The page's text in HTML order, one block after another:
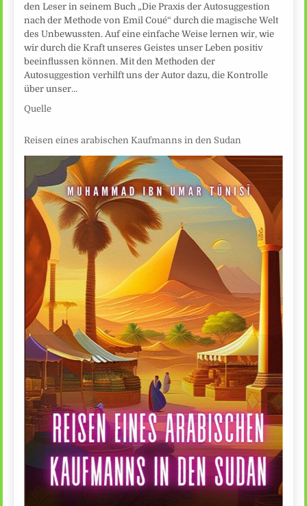
den Leser in seinem Buch „Die Praxis der Autosuggestion
nach der Methode von Emil Coué“ durch die magische Welt
des Unbewussten. Auf eine einfache Weise lernen wir, wie
wir durch die Kraft unseres Geistes unser Leben positiv
beeinflussen können. Mit den Methoden der
Autosuggestion verhilft uns der Autor dazu, die Kontrolle
über unser…
Quelle
Reisen eines arabischen Kaufmanns in den Sudan